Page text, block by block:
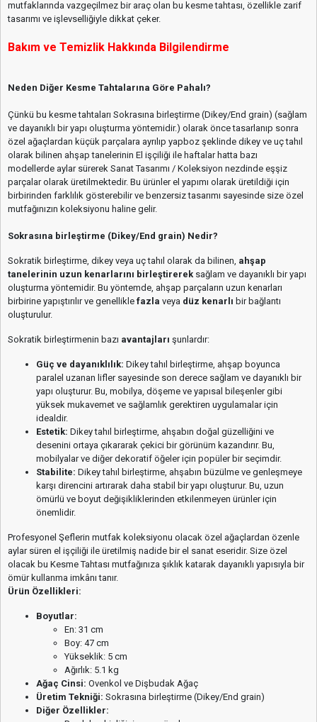
mutfaklarında vazgeçilmez bir araç olan bu kesme tahtası, özellikle zarif
tasarımı ve işlevselliğiyle dikkat çeker.
Bakım ve Temizlik Hakkında Bilgilendirme
Neden Diğer Kesme Tahtalarına Göre Pahalı?
Çünkü bu kesme tahtaları Sokrasına birleştirme (Dikey/End grain) (sağlam
ve dayanıklı bir yapı oluşturma yöntemidir.) olarak önce tasarlanıp sonra
özel ağaçlardan küçük parçalara ayrılıp yapboz şeklinde dikey ve uç tahıl
olarak bilinen ahşap tanelerinin El işçiliği ile haftalar hatta bazı
modellerde aylar sürerek Sanat Tasarımı / Koleksiyon nezdinde eşşiz
parçalar olarak üretilmektedir. Bu ürünler el yapımı olarak üretildiği için
birbirinden farklılık gösterebilir ve benzersiz tasarımı sayesinde size özel
mutfağınızın koleksiyonu haline gelir.
Sokrasına birleştirme (Dikey/End grain) Nedir?
Sokratik birleştirme, dikey veya uç tahıl olarak da bilinen, ahşap
tanelerinin uzun kenarlarını birleştirerek sağlam ve dayanıklı bir yapı
oluşturma yöntemidir. Bu yöntemde, ahşap parçaların uzun kenarları
birbirine yapıştırılır ve genellikle fazla veya düz kenarlı bir bağlantı
oluşturulur.
Sokratik birleştirmenin bazı avantajları şunlardır:
Güç ve dayanıklılık: Dikey tahıl birleştirme, ahşap boyunca
paralel uzanan lifler sayesinde son derece sağlam ve dayanıklı bir
yapı oluşturur. Bu, mobilya, döşeme ve yapısal bileşenler gibi
yüksek mukavemet ve sağlamlık gerektiren uygulamalar için
idealdir.
Estetik: Dikey tahıl birleştirme, ahşabın doğal güzelliğini ve
desenini ortaya çıkararak çekici bir görünüm kazandırır. Bu,
mobilyalar ve diğer dekoratif öğeler için popüler bir seçimdir.
Stabilite: Dikey tahıl birleştirme, ahşabın büzülme ve genleşmeye
karşı direncini artırarak daha stabil bir yapı oluşturur. Bu, uzun
ömürlü ve boyut değişikliklerinden etkilenmeyen ürünler için
önemlidir.
Profesyonel Şeflerin mutfak koleksiyonu olacak özel ağaçlardan özenle
aylar süren el işçiliği ile üretilmiş nadide bir el sanat eseridir. Size özel
olacak bu Kesme Tahtası mutfağınıza şıklık katarak dayanıklı yapısıyla bir
ömür kullanma imkânı tanır.
Ürün Özellikleri:
Boyutlar:
En: 31 cm
Boy: 47 cm
Yükseklik: 5 cm
Ağırlık: 5.1 kg
Ağaç Cinsi: Ovenkol ve Dişbudak Ağaç
Üretim Tekniği: Sokrasına birleştirme (Dikey/End grain)
Diğer Özellikler: